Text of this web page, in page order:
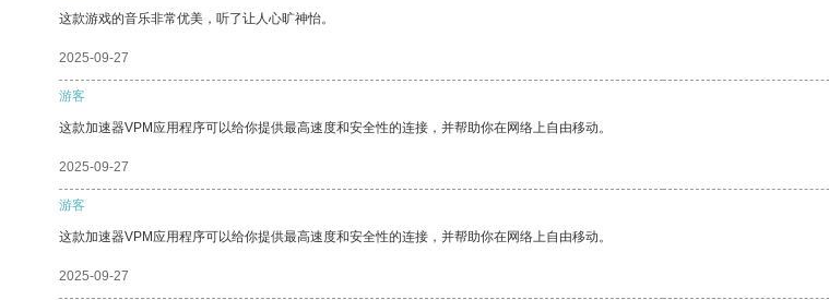
这款游戏的音乐非常优美，听了让人心旷神怡。
2025-09-27
游客
这款加速器VPM应用程序可以给你提供最高速度和安全性的连接，并帮助你在网络上自由移动。
2025-09-27
游客
这款加速器VPM应用程序可以给你提供最高速度和安全性的连接，并帮助你在网络上自由移动。
2025-09-27